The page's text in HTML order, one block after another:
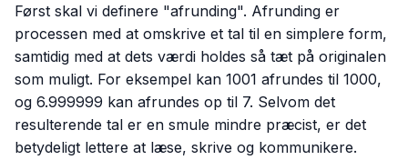
Først skal vi definere "afrunding". Afrunding er
processen med at omskrive et tal til en simplere form,
samtidig med at dets værdi holdes så tæt på originalen
som muligt. For eksempel kan 1001 afrundes til 1000,
og 6.999999 kan afrundes op til 7. Selvom det
resulterende tal er en smule mindre præcist, er det
betydeligt lettere at læse, skrive og kommunikere.